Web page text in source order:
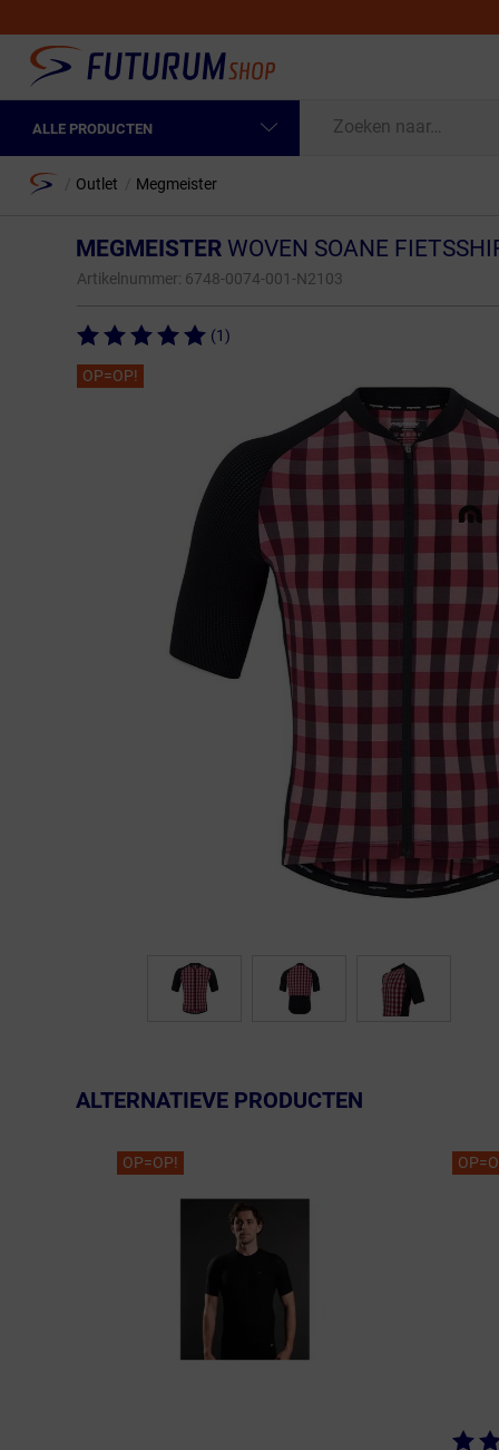
ALLE PRODUCTEN
Fietskleding Heren
Fietsonderdelen
Fietsendragers & Fietskoffers
Overige sporten & cadeaubon
Home Outlet Megmeister
MEGMEISTERWOVEN SOANE
Artikelnummer: 6748-0074-001-N2103
(1)
OP=OP!
ALTERNATIEVE PRODUCTEN
OP=OP!